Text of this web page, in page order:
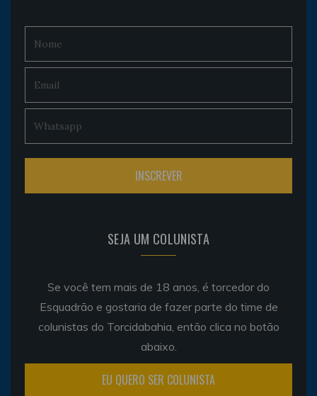
SEJA UM COLUNISTA
Se você tem mais de 18 anos, é torcedor do
Esquadrão e gostaria de fazer parte do time de
colunistas do Torcidabahia, então clica no botão
abaixo.
EU QUERO SER COLUNISTA